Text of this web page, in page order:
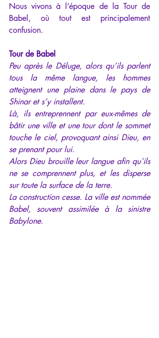
Nous vivons à l’époque de la Tour de
Babel, où tout est principalement
confusion.
Tour de Babel
Peu après le Déluge, alors qu’ils parlent
tous la même langue, les hommes
atteignent une plaine dans le pays de
Shinar et s’y installent.
Là, ils entreprennent par eux-mêmes de
bâtir une ville et une tour dont le sommet
touche le ciel, provoquant ainsi Dieu, en
se prenant pour lui.
Alors Dieu brouille leur langue afin qu’ils
ne se comprennent plus, et les disperse
sur toute la surface de la terre.
La construction cesse. La ville est nommée
Babel, souvent assimilée à la sinistre
Babylone.